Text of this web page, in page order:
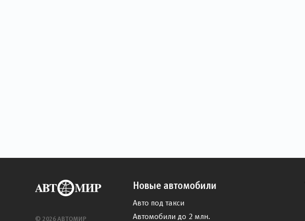
© 2026 АВТОМИР
Новые автомобили
Авто под такси
Автомобили до 2 млн.